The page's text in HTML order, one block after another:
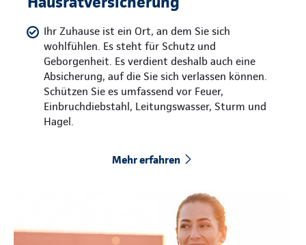
Ihr Zuhause ist ein Ort, an dem Sie sich
wohlfühlen. Es steht für Schutz und
Geborgenheit. Es verdient deshalb auch eine
Absicherung, auf die Sie sich verlassen können.
Schützen Sie es umfassend vor Feuer,
Einbruchdiebstahl, Leitungswasser, Sturm und
Hagel.
Mehr erfahren